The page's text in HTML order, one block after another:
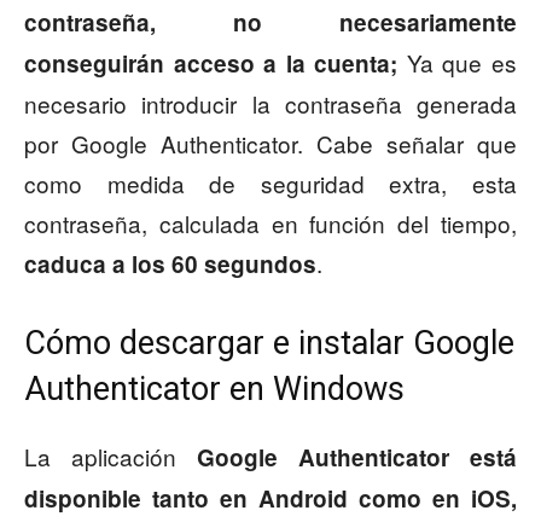
contraseña, no necesariamente
conseguirán acceso a la cuenta; Ya que es
necesario introducir la contraseña generada
por Google Authenticator. Cabe señalar que
como medida de seguridad extra, esta
contraseña, calculada en función del tiempo,
caduca a los 60 segundos.
Cómo descargar e instalar Google
Authenticator en Windows
La aplicación Google Authenticator está
disponible tanto en Android como en iOS,